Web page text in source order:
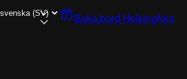
Boka bord Helsingfors